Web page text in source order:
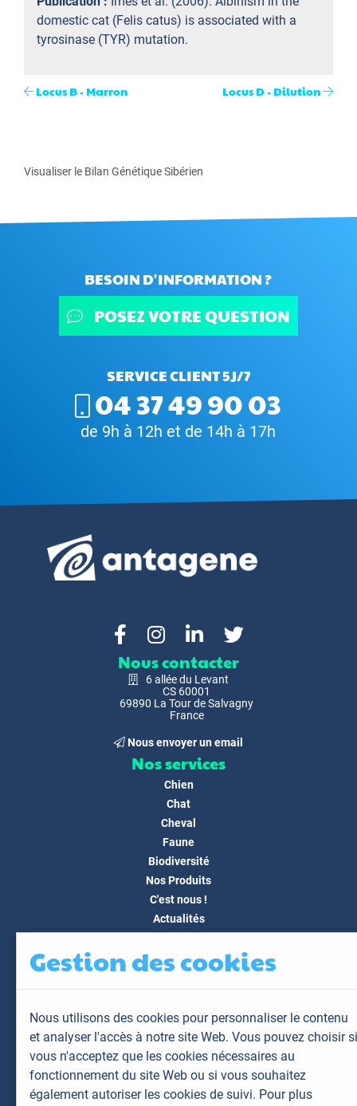
domestic cat (Felis catus) is associated with a
tyrosinase (TYR) mutation.
Locus B - Marron Locus D - Dilution
Visualiser le Bilan Génétique Sibérien
BESOIN D'INFORMATION ?
POSEZ VOTRE QUESTION
SERVICE CLIENT 5J/7
04 37 49 90 03
de 9h à 12h et de 14h à 17h
Nous contacter
6 allée du Levant
CS 60001
69890 La Tour de Salvagny
France
Nous envoyer un email
Nos services
Chien
Chat
Cheval
Faune
Biodiversité
Nos Produits
C'est nous !
Actualités
FAQ
Mon espace
Mes animaux
Mes résultats
Mes commandes
Mes factures
Gestion des cookies
Nous utilisons des cookies pour personnaliser le contenu
et analyser l'accès à notre site Web. Vous pouvez choisir si
vous n'acceptez que les cookies nécessaires au
fonctionnement du site Web ou si vous souhaitez
également autoriser les cookies de suivi. Pour plus